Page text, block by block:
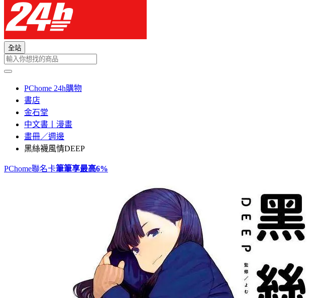
全站
PChome 24h購物
書店
金石堂
中文書丨漫畫
畫冊／週邊
黑絲襪風情DEEP
PChome聯名卡筆筆享最高6%